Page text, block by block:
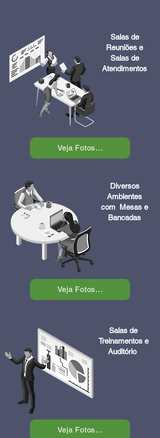
Salas de
Reuniões e
Salas de
Atendimentos
Veja Fotos...
Diversos
Ambientes
com Mesas e
Bancadas
Veja Fotos...
Salas de
Treinamentos e
Auditório
Veja Fotos...